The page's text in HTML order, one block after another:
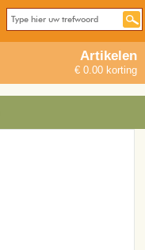
Artikelen
€ 0.00 korting